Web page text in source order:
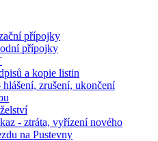
přípojky
přípojky
a kopie listin
zrušení, ukončení
- ztráta, vyřízení nového
na Pustevny